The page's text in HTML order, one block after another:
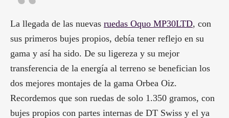
La llegada de las nuevas ruedas Oquo MP30LTD, con
sus primeros bujes propios, debía tener reflejo en su
gama y así ha sido. De su ligereza y su mejor
transferencia de la energía al terreno se benefician los
dos mejores montajes de la gama Orbea Oiz.
Recordemos que son ruedas de solo 1.350 gramos, con
bujes propios con partes internas de DT Swiss y el ya